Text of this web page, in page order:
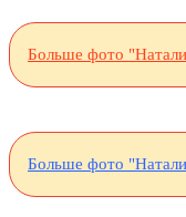
Больше фото
Больше фото